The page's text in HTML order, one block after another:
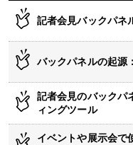
記者会見バックパネ
バックパネルの起源
記者会見のバックパ
ィングツール
イベントや展示会で